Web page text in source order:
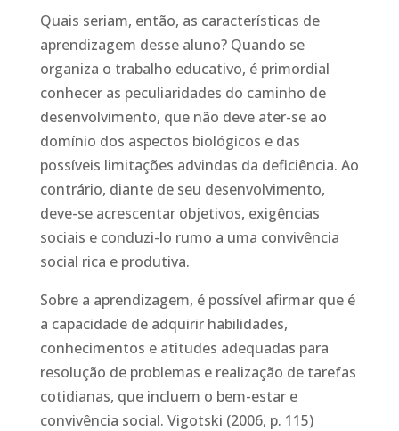
Quais seriam, então, as características de
aprendizagem desse aluno? Quando se
organiza o trabalho educativo, é primordial
conhecer as peculiaridades do caminho de
desenvolvimento, que não deve ater-se ao
domínio dos aspectos biológicos e das
possíveis limitações advindas da deficiência. Ao
contrário, diante de seu desenvolvimento,
deve-se acrescentar objetivos, exigências
sociais e conduzi-lo rumo a uma convivência
social rica e produtiva.
Sobre a aprendizagem, é possível afirmar que é
a capacidade de adquirir habilidades,
conhecimentos e atitudes adequadas para
resolução de problemas e realização de tarefas
cotidianas, que incluem o bem-estar e
convivência social. Vigotski (2006, p. 115)